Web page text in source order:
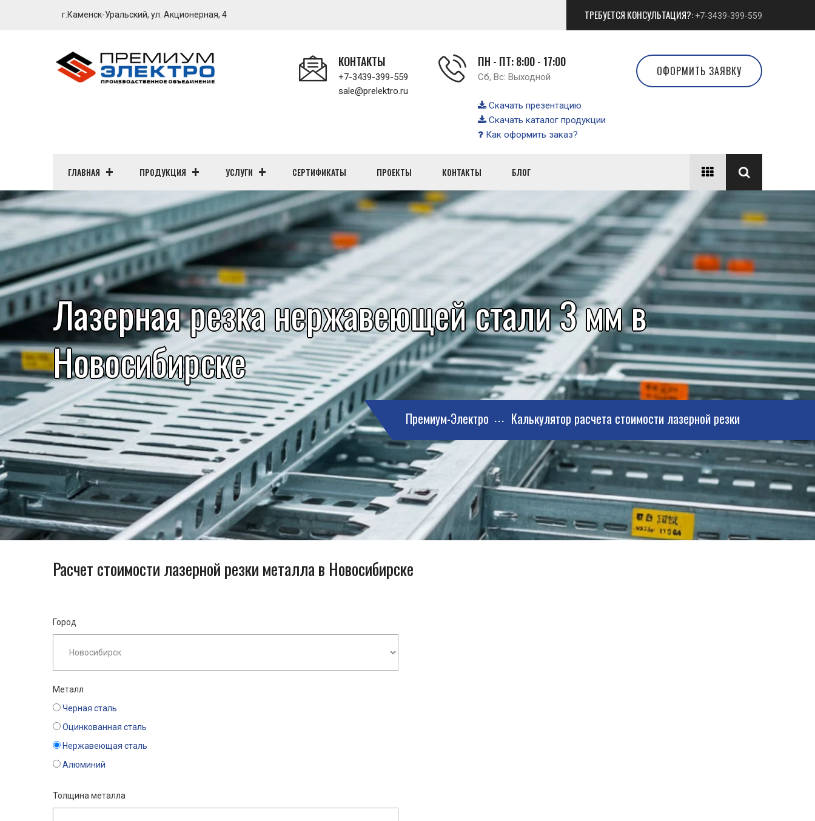
г.Каменск-Уральский, ул. Акционерная, 4 ТРЕБУЕТСЯ КОНСУЛЬТАЦИЯ?: +7-3439-399-559
КОНТАКТЫ
+7-3439-399-559
sale@prelektro.ru
ПН - ПТ: 8:00 - 17:00
Сб, Вс: Выходной
Скачать презентацию
Скачать каталог продукции
Как оформить заказ?
ОФОРМИТЬ ЗАЯВКУ
ГЛАВНАЯ ПРОДУКЦИЯ УСЛУГИ СЕРТИФИКАТЫ ПРОЕКТЫ КОНТАКТЫ БЛОГ
Лазерная резка нержавеющей стали 3 мм в
Новосибирске
Премиум-Электро Калькулятор расчета стоимости лазерной резки
Расчет стоимости лазерной резки металла в Новосибирске
Город
Металл
Черная сталь
Оцинкованная сталь
Нержавеющая сталь
Алюминий
Толщина металла